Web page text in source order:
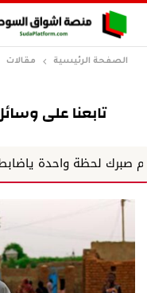
الصفحة الرئيسية مقالات
واحدة ياضابط السجن !!